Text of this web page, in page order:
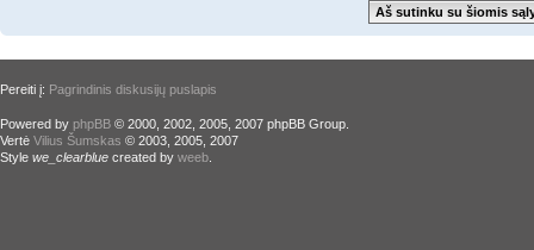
Pereiti į: Pagrindinis diskusijų puslapis
Powered by phpBB © 2000, 2002, 2005, 2007 phpBB Group.
Vertė Vilius Šumskas © 2003, 2005, 2007
Style we_clearblue created by weeb